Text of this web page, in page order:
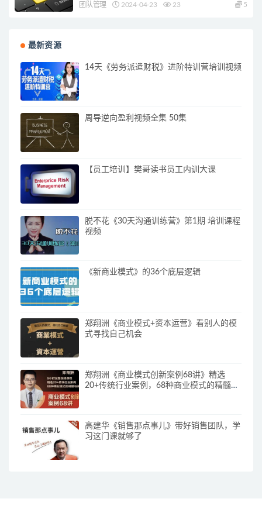
团队管理 2024-04-23 23 5
最新资源
14天《劳务派遣财税》进阶特训营培训视频
周导逆向盈利视频全集 50集
【员工培训】樊哥读书员工内训大课
脱不花《30天沟通训练营》第1期 培训课程
视频
《新商业模式》的36个底层逻辑
郑翔洲《商业模式+资本运营》看别人的模
式寻找自己机会
郑翔洲《商业模式创新案例68讲》精选
20+传统行业案例，68种商业模式的精髓与
高建华《销售那点事儿》带好销售团队，学
习这门课就够了